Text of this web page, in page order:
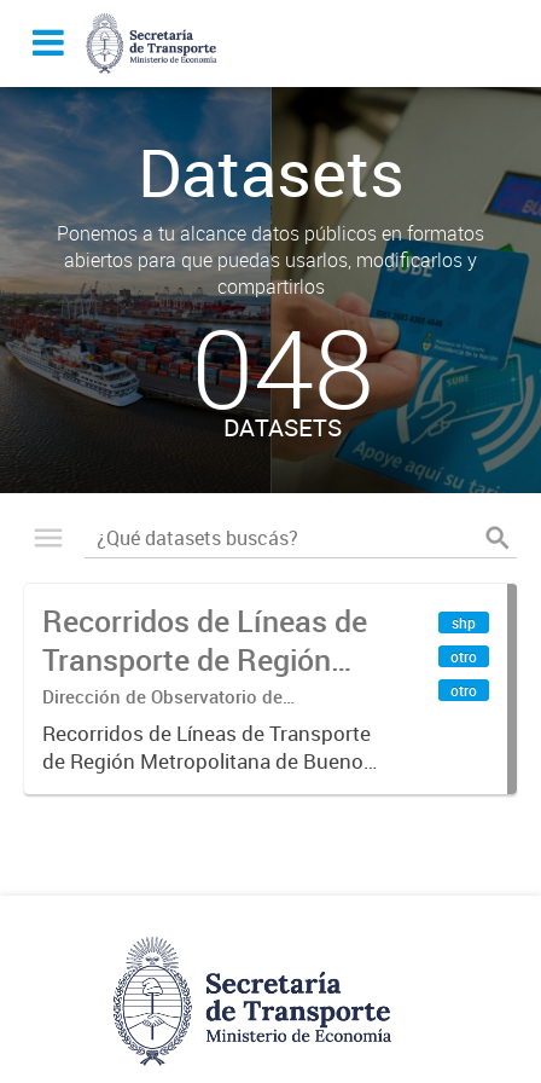
Datasets
Ponemos a tu alcance datos públicos en formatos
abiertos para que puedas usarlos, modificarlos y
compartirlos
048
DATASETS
Recorridos de Líneas de
Transporte de Región
Metropolitana de
Buenos Aires (RMBA)
Dirección de Observatorio de
Transporte, Estudio y Sistemas
Recorridos de Líneas de Transporte
de Región Metropolitana de Buenos
Aires (RMBA).-
shp
otro
otro